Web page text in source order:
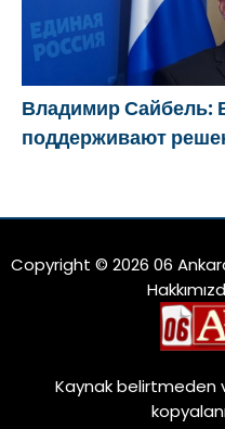
Владимир Сайбель:
поддерживают
Copyright © 2026 06
Kaynak belirtmeden